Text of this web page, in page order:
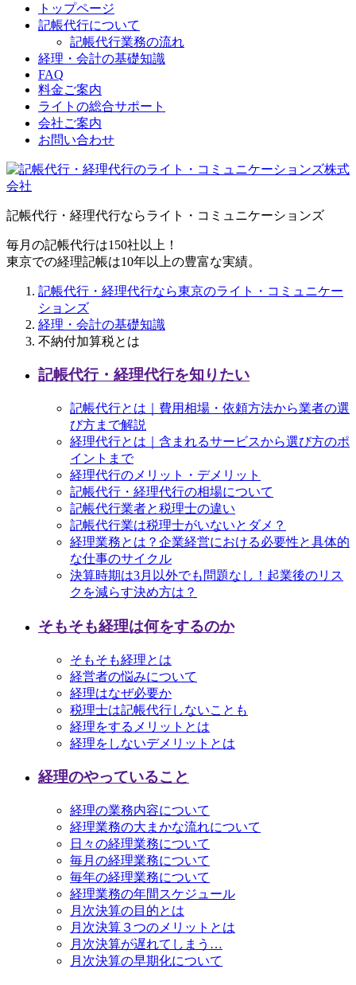
トップページ
記帳代行について
記帳代行業務の流れ
経理・会計の基礎知識
FAQ
料金ご案内
ライトの総合サポート
会社ご案内
お問い合わせ
記帳代行・経理代行ならライト・コミュニケーションズ
毎月の記帳代行は150社以上！
東京での経理記帳は10年以上の豊富な実績。
記帳代行・経理代行なら東京のライト・コミュニケー
ションズ
経理・会計の基礎知識
不納付加算税とは
記帳代行・経理代行を知りたい
記帳代行とは｜費用相場・依頼方法から業者の選
び方まで解説
経理代行とは｜含まれるサービスから選び方のポ
イントまで
経理代行のメリット・デメリット
記帳代行・経理代行の相場について
記帳代行業者と税理士の違い
記帳代行業は税理士がいないとダメ？
経理業務とは？企業経営における必要性と具体的
な仕事のサイクル
決算時期は3月以外でも問題なし！起業後のリス
クを減らす決め方は？
そもそも経理は何をするのか
そもそも経理とは
経営者の悩みについて
経理はなぜ必要か
税理士は記帳代行しないことも
経理をするメリットとは
経理をしないデメリットとは
経理のやっていること
経理の業務内容について
経理業務の大まかな流れについて
日々の経理業務について
毎月の経理業務について
毎年の経理業務について
経理業務の年間スケジュール
月次決算の目的とは
月次決算３つのメリットとは
月次決算が遅れてしまう…
月次決算の早期化について